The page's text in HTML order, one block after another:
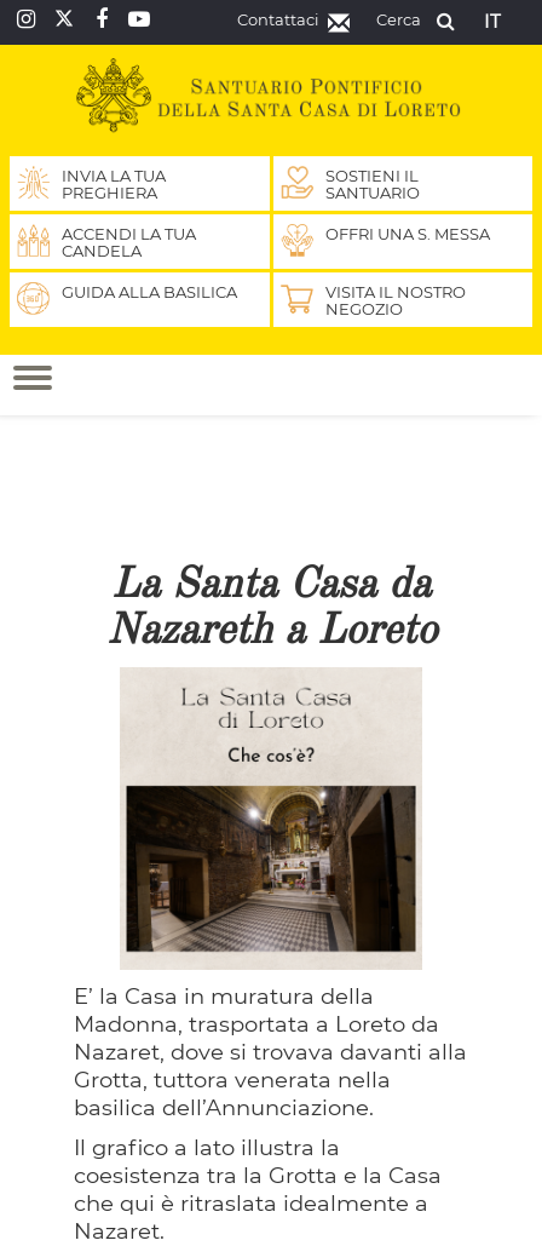
IT
Cerca
Contattaci
INVIA LA TUA
PREGHIERA
SOSTIENI IL
SANTUARIO
ACCENDI LA TUA
CANDELA
OFFRI UNA S. MESSA
GUIDA ALLA BASILICA
VISITA IL NOSTRO
NEGOZIO
La Santa Casa da
Nazareth a Loreto
E’ la Casa in muratura della
Madonna, trasportata a Loreto da
Nazaret, dove si trovava davanti alla
Grotta, tuttora venerata nella
basilica dell’Annunciazione.
Il grafico a lato illustra la
coesistenza tra la Grotta e la Casa
che qui è ritraslata idealmente a
Nazaret.